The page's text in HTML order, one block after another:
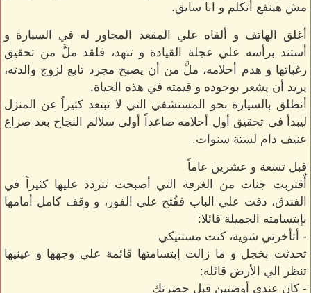
مش هينفع أتكلم و انا سايق.
أغلق الهاتف و ألقاه علي المقعد المجاور له في السيارة و
أستند برأسه علي عجلة القيادة و تنهد، فلقد ملَّ من تحقيق
رغباتها و هدم أحلامه، ملَّ من أن يصبح مجرد تابع لزوج والدته،
يريد أن يشعر بوجوده و قيمته في هذه الحياة.
أنطلق بالسيارة نحو المستشفي التي لا تبتعد كثيراً عن المنزل
ليبدأ في تحقيق أول أحلامه صاعداً أولي سلالم النجاح بعد صراع
عنيف دام لستة سنوات.
قبل تسعة و عشرين عاماً
أٌقتربت جنات من الغرفة التي أصبحت تتردد عليها كثيراً في
الفندق، دقت علي الباب ففُتح علي الفور، و وقف كامل أمامها
بإبتسامته الجميلة قائلا:
- أتأخرتي شوية، كنت مستنيكي
تحدثت بخجل و ما زالت إبتسامتها قائمة علي وجهها و عينيها
تنظر الي الأرض قائله:
- كان عندي أوضتين قبل حضرتك